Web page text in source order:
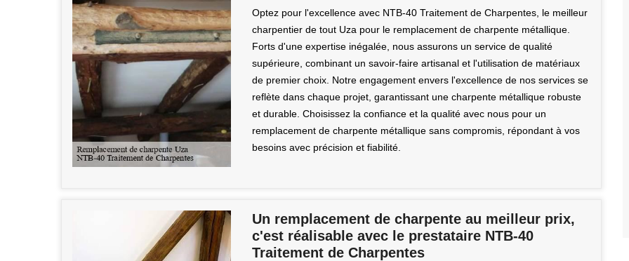
Optez pour l'excellence avec NTB-40 Traitement de Charpentes, le meilleur
charpentier de tout Uza pour le remplacement de charpente métallique.
Forts d'une expertise inégalée, nous assurons un service de qualité
supérieure, combinant un savoir-faire artisanal et l'utilisation de matériaux
de premier choix. Notre engagement envers l'excellence de nos services se
reflète dans chaque projet, garantissant une charpente métallique robuste
et durable. Choisissez la confiance et la qualité avec nous pour un
remplacement de charpente métallique sans compromis, répondant à vos
besoins avec précision et fiabilité.
Un remplacement de charpente au meilleur prix,
c'est réalisable avec le prestataire NTB-40
Traitement de Charpentes